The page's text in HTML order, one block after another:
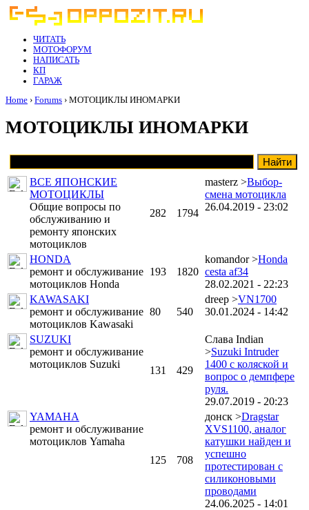
ЧИТАТЬ
МОТОФОРУМ
НАПИСАТЬ
КП
ГАРАЖ
Home › Forums › МОТОЦИКЛЫ ИНОМАРКИ
МОТОЦИКЛЫ ИНОМАРКИ
ВСЕ ЯПОНСКИЕ
МОТОЦИКЛЫ
Общие вопросы по
обслуживанию и
ремонту японских
мотоциклов
282 1794
masterz >Выбор-
смена мотоцикла
26.04.2019 - 23:02
HONDA
ремонт и обслуживание
мотоциклов Honda
193 1820
komandor >Honda
cesta af34
28.02.2021 - 22:23
KAWASAKI
ремонт и обслуживание
мотоциклов Kawasaki
80 540
drееp >VN1700
30.01.2024 - 14:42
SUZUKI
ремонт и обслуживание
мотоциклов Suzuki
131 429
Слава Indian
>Suzuki Intruder
1400 c коляской и
вопрос о демпфере
руля.
29.07.2019 - 20:23
YAMAHA
ремонт и обслуживание
мотоциклов Yamaha
125
708
донск >Dragstar
XVS1100, аналог
катушки найден и
успешно
протестирован с
силиконовыми
проводами
24.06.2025 - 14:01